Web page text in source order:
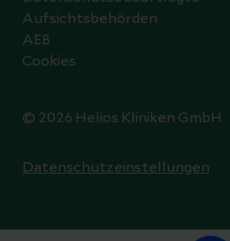
© 2026 Helios Kliniken GmbH
Aufsichtsbehörden
AEB
Cookies
Datenschutzeinstellungen